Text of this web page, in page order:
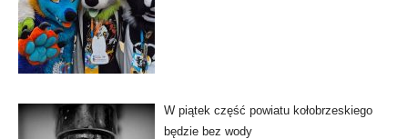
W piątek część powiatu kołobrzeskiego
będzie bez wody